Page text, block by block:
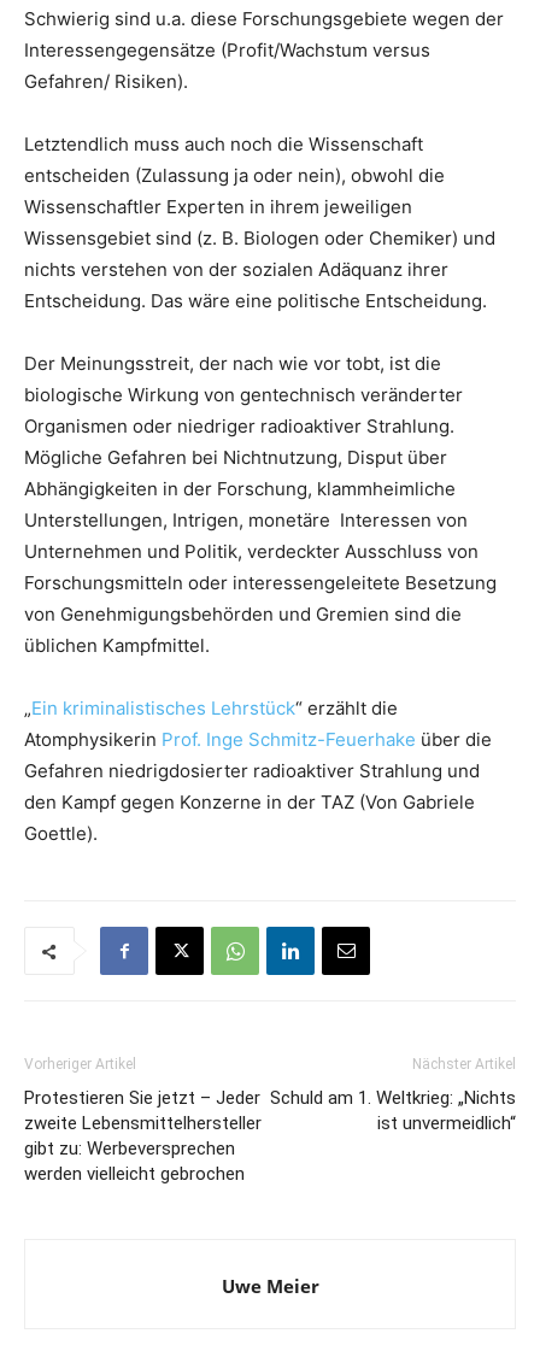
Schwierig sind u.a. diese Forschungsgebiete wegen der
Interessengegensätze (Profit/Wachstum versus
Gefahren/ Risiken).
Letztendlich muss auch noch die Wissenschaft
entscheiden (Zulassung ja oder nein), obwohl die
Wissenschaftler Experten in ihrem jeweiligen
Wissensgebiet sind (z. B. Biologen oder Chemiker) und
nichts verstehen von der sozialen Adäquanz ihrer
Entscheidung. Das wäre eine politische Entscheidung.
Der Meinungsstreit, der nach wie vor tobt, ist die
biologische Wirkung von gentechnisch veränderter
Organismen oder niedriger radioaktiver Strahlung.
Mögliche Gefahren bei Nichtnutzung, Disput über
Abhängigkeiten in der Forschung, klammheimliche
Unterstellungen, Intrigen, monetäre Interessen von
Unternehmen und Politik, verdeckter Ausschluss von
Forschungsmitteln oder interessengeleitete Besetzung
von Genehmigungsbehörden und Gremien sind die
üblichen Kampfmittel.
„Ein kriminalistisches Lehrstück“ erzählt die
Atomphysikerin Prof. Inge Schmitz-Feuerhake über die
Gefahren niedrigdosierter radioaktiver Strahlung und
den Kampf gegen Konzerne in der TAZ (Von Gabriele
Goettle).
Vorheriger Artikel
Protestieren Sie jetzt – Jeder
zweite Lebensmittelhersteller
gibt zu: Werbeversprechen
werden vielleicht gebrochen
Nächster Artikel
Schuld am 1. Weltkrieg: „Nichts
ist unvermeidlich“
Uwe Meier